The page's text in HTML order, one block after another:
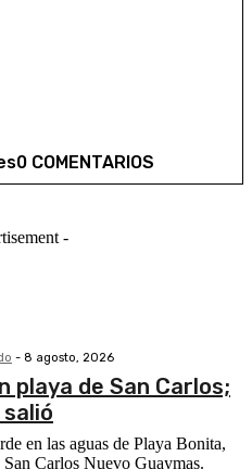
0 COMENTARIOS
-
- 8 agosto, 2026
playa de San Carlos;
en las aguas de Playa Bonita,
Carlos Nuevo Guaymas.